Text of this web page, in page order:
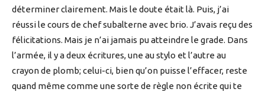
déterminer clairement. Mais le doute était là. Puis, j’ai
réussi le cours de chef subalterne avec brio. J’avais reçu des
félicitations. Mais je n’ai jamais pu atteindre le grade. Dans
l’armée, il y a deux écritures, une au stylo et l’autre au
crayon de plomb; celui-ci, bien qu’on puisse l’effacer, reste
quand même comme une sorte de règle non écrite qui te